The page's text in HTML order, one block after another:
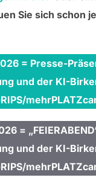
Sie sich schon
= Presse-
und der KI-
=
und der KI-